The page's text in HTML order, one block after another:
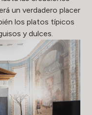
un verdadero placer
los platos típicos
y dulces.